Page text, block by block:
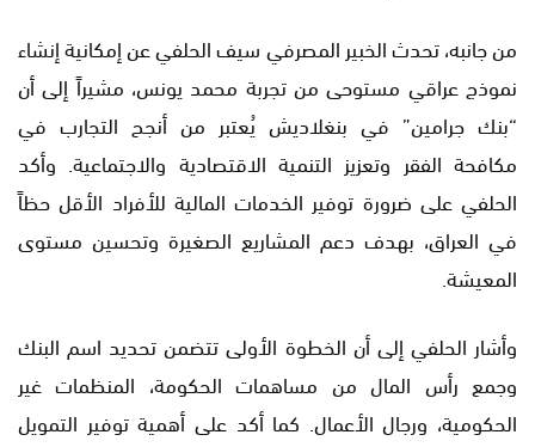
من جانبه، تحدث الخبير المصرفي سيف الحلفي عن إمكانية إنشاء
نموذج عراقي مستوحى من تجربة محمد يونس، مشيراً إلى أن
“بنك جرامين” في بنغلاديش يُعتبر من أنجح التجارب في
مكافحة الفقر وتعزيز التنمية الاقتصادية والاجتماعية. وأكد
الحلفي على ضرورة توفير الخدمات المالية للأفراد الأقل حظاً
في العراق، بهدف دعم المشاريع الصغيرة وتحسين مستوى
المعيشة.
وأشار الحلفي إلى أن الخطوة الأولى تتضمن تحديد اسم البنك
وجمع رأس المال من مساهمات الحكومة، المنظمات غير
الحكومية، ورجال الأعمال. كما أكد على أهمية توفير التمويل